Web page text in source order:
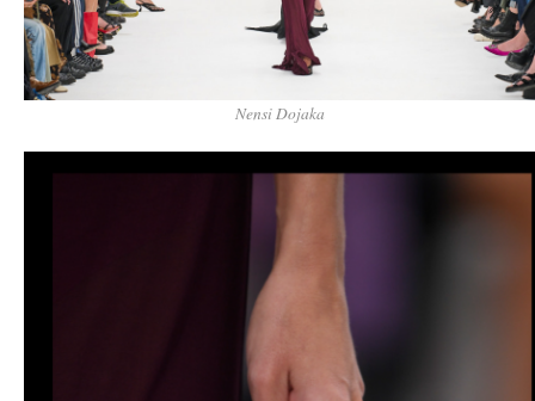
Nensi Dojaka